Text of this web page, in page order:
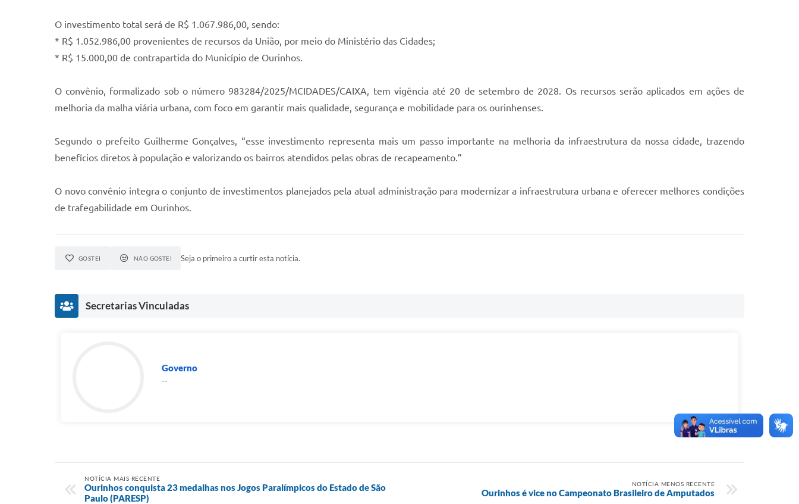
O investimento total será de R$ 1.067.986,00, sendo:
* R$ 1.052.986,00 provenientes de recursos da União, por meio do Ministério das Cidades;
* R$ 15.000,00 de contrapartida do Município de Ourinhos.
O convênio, formalizado sob o número 983284/2025/MCIDADES/CAIXA, tem vigência até 20 de setembro de 2028. Os recursos serão aplicados em ações de
melhoria da malha viária urbana, com foco em garantir mais qualidade, segurança e mobilidade para os ourinhenses.
Segundo o prefeito Guilherme Gonçalves, “esse investimento representa mais um passo importante na melhoria da infraestrutura da nossa cidade, trazendo
benefícios diretos à população e valorizando os bairros atendidos pelas obras de recapeamento.”
O novo convênio integra o conjunto de investimentos planejados pela atual administração para modernizar a infraestrutura urbana e oferecer melhores condições
de trafegabilidade em Ourinhos.
GOSTEI NÃO GOSTEI Seja o primeiro a curtir esta notícia.
Secretarias Vinculadas
Governo
--
NOTÍCIA MAIS RECENTE
Ourinhos conquista 23 medalhas nos Jogos Paralímpicos do Estado de São
Paulo (PARESP)
NOTÍCIA MENOS RECENTE
Ourinhos é vice no Campeonato Brasileiro de Amputados